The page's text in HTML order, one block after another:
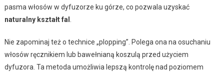
pasma włosów w dyfuzorze ku górze, co pozwala uzyskać
naturalny kształt fal
Nie zapominaj też o technice „plopping”. Polega ona na osuchaniu
włosów ręcznikiem lub bawełnianą koszulą przed użyciem
dyfuzora. Ta metoda umożliwia lepszą kontrolę nad poziomem